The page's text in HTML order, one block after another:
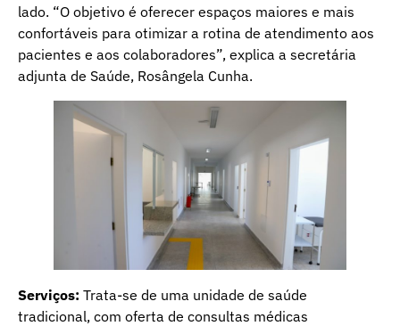
lado. “O objetivo é oferecer espaços maiores e mais
confortáveis para otimizar a rotina de atendimento aos
pacientes e aos colaboradores”, explica a secretária
adjunta de Saúde, Rosângela Cunha.
Serviços: Trata-se de uma unidade de saúde
tradicional, com oferta de consultas médicas